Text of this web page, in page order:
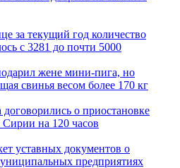
за текущий год количество
с 3281 до почти 5000
жене мини-пига, но
свинья весом более 170 кг
о приостановке
на 120 часов
уставных документов о
предприятиях